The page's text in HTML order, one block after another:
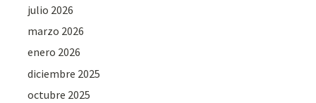
julio 2026
marzo 2026
enero 2026
diciembre 2025
octubre 2025